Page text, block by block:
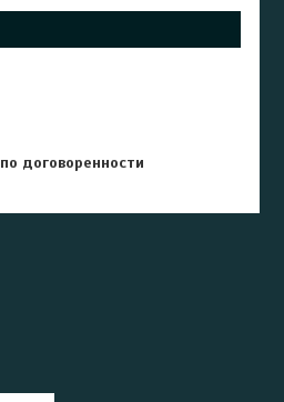
по договоренности